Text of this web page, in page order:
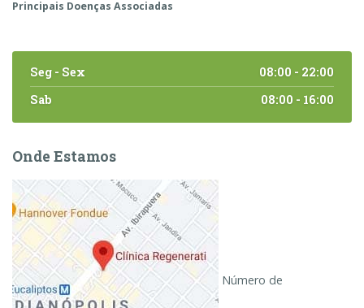
Principais Doenças Associadas
Seg - Sex
08:00 - 22:00
Sab
08:00 - 16:00
Onde Estamos
Número de